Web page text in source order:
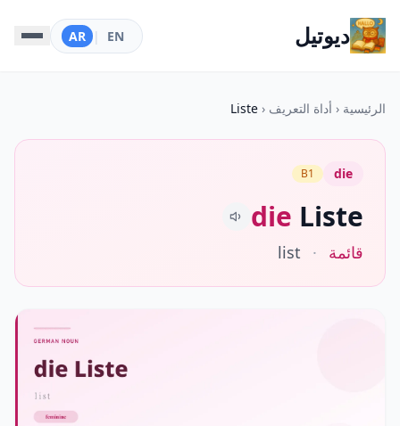
ديوتيل EN
|
AR
الرئيسية ‹ أداة التعريف ‹
Liste
die
B1
die Liste
قائمة ·
list